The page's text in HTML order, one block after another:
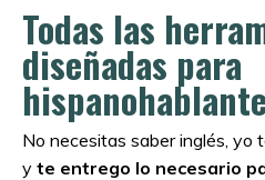
Todas las
diseñadas para
No necesitas saber inglés, yo
y te entrego lo necesario